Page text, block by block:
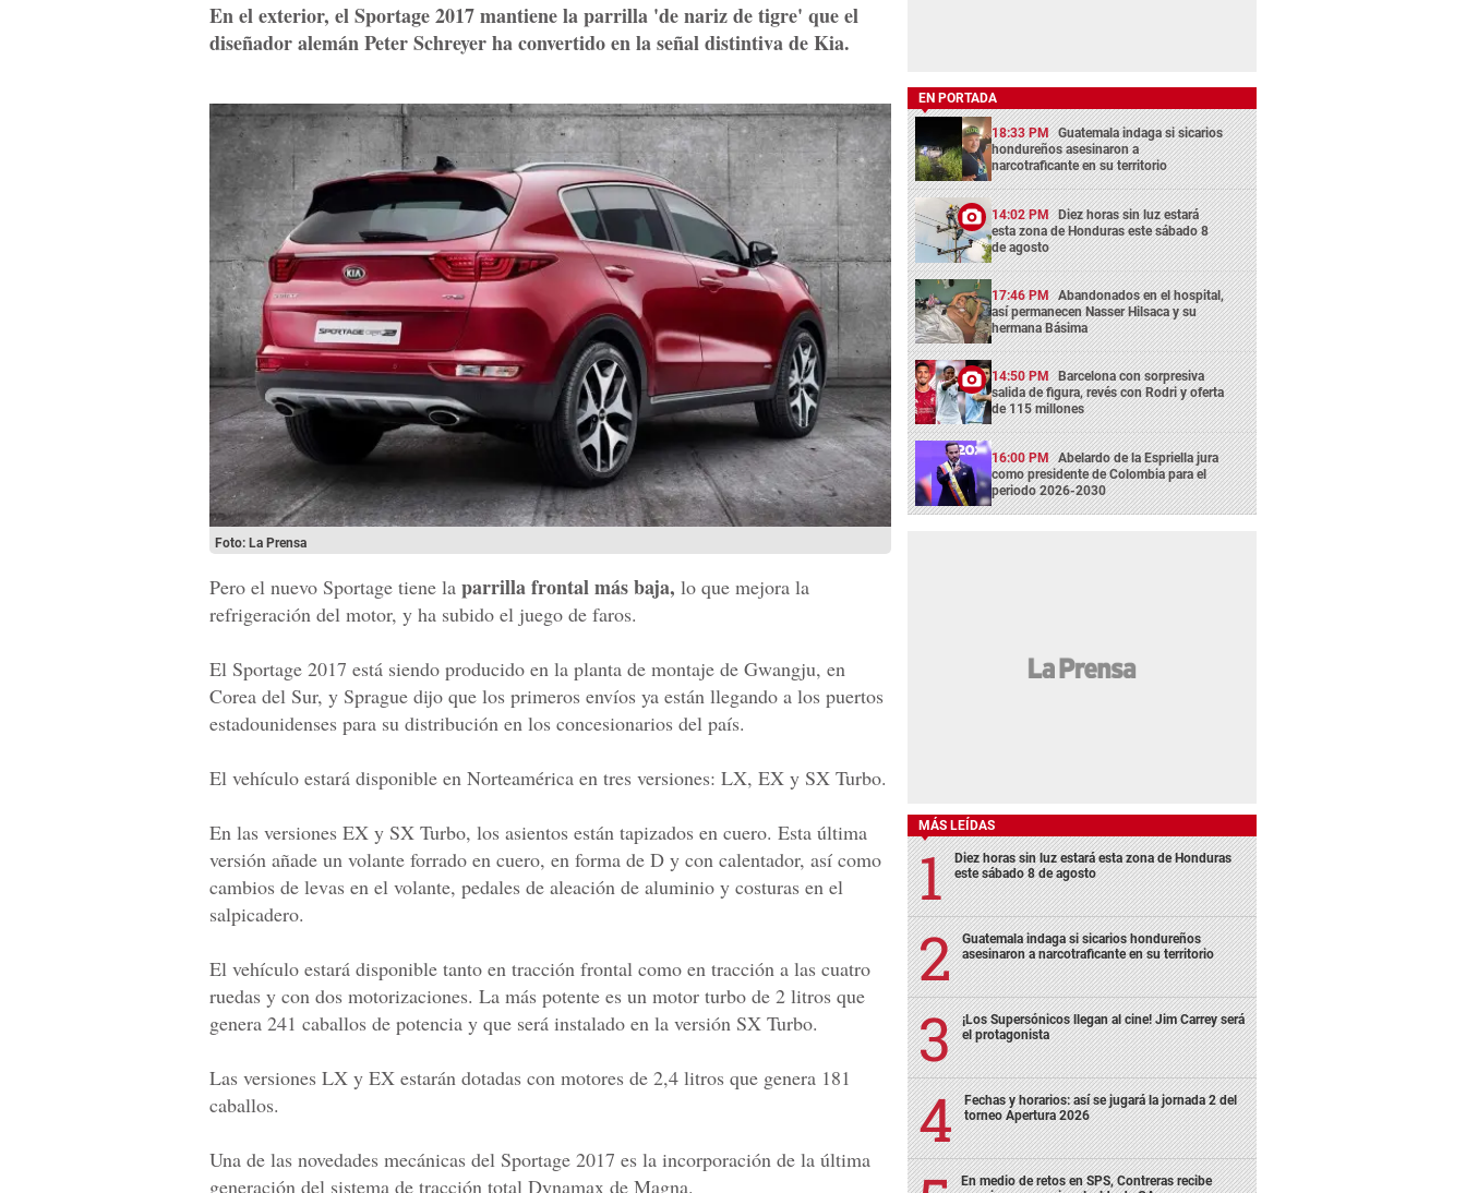
En el exterior, el Sportage 2017 mantiene la parrilla 'de nariz de tigre' que el
diseñador alemán Peter Schreyer ha convertido en la señal distintiva de Kia.
Foto: La Prensa
Pero el nuevo Sportage tiene la parrilla frontal más baja, lo que mejora la
refrigeración del motor, y ha subido el juego de faros.
El Sportage 2017 está siendo producido en la planta de montaje de Gwangju, en
Corea del Sur, y Sprague dijo que los primeros envíos ya están llegando a los puertos
estadounidenses para su distribución en los concesionarios del país.
El vehículo estará disponible en Norteamérica en tres versiones: LX, EX y SX Turbo.
En las versiones EX y SX Turbo, los asientos están tapizados en cuero. Esta última
versión añade un volante forrado en cuero, en forma de D y con calentador, así como
cambios de levas en el volante, pedales de aleación de aluminio y costuras en el
salpicadero.
El vehículo estará disponible tanto en tracción frontal como en tracción a las cuatro
ruedas y con dos motorizaciones. La más potente es un motor turbo de 2 litros que
genera 241 caballos de potencia y que será instalado en la versión SX Turbo.
Las versiones LX y EX estarán dotadas con motores de 2,4 litros que genera 181
caballos.
Una de las novedades mecánicas del Sportage 2017 es la incorporación de la última
generación del sistema de tracción total Dynamax de Magna.
EN PORTADA
18:33 PM Guatemala indaga si sicarios
hondureños asesinaron a
narcotraficante en su territorio
14:02 PM Diez horas sin luz estará
esta zona de Honduras este sábado 8
de agosto
17:46 PM Abandonados en el hospital,
así permanecen Nasser Hilsaca y su
hermana Básima
14:50 PM Barcelona con sorpresiva
salida de figura, revés con Rodri y oferta
de 115 millones
16:00 PM Abelardo de la Espriella jura
como presidente de Colombia para el
periodo 2026-2030
MÁS LEÍDAS
Diez horas sin luz estará esta zona de Honduras
este sábado 8 de agosto
Guatemala indaga si sicarios hondureños
asesinaron a narcotraficante en su territorio
¡Los Supersónicos llegan al cine! Jim Carrey será
el protagonista
Fechas y horarios: así se jugará la jornada 2 del
torneo Apertura 2026
En medio de retos en SPS, Contreras recibe